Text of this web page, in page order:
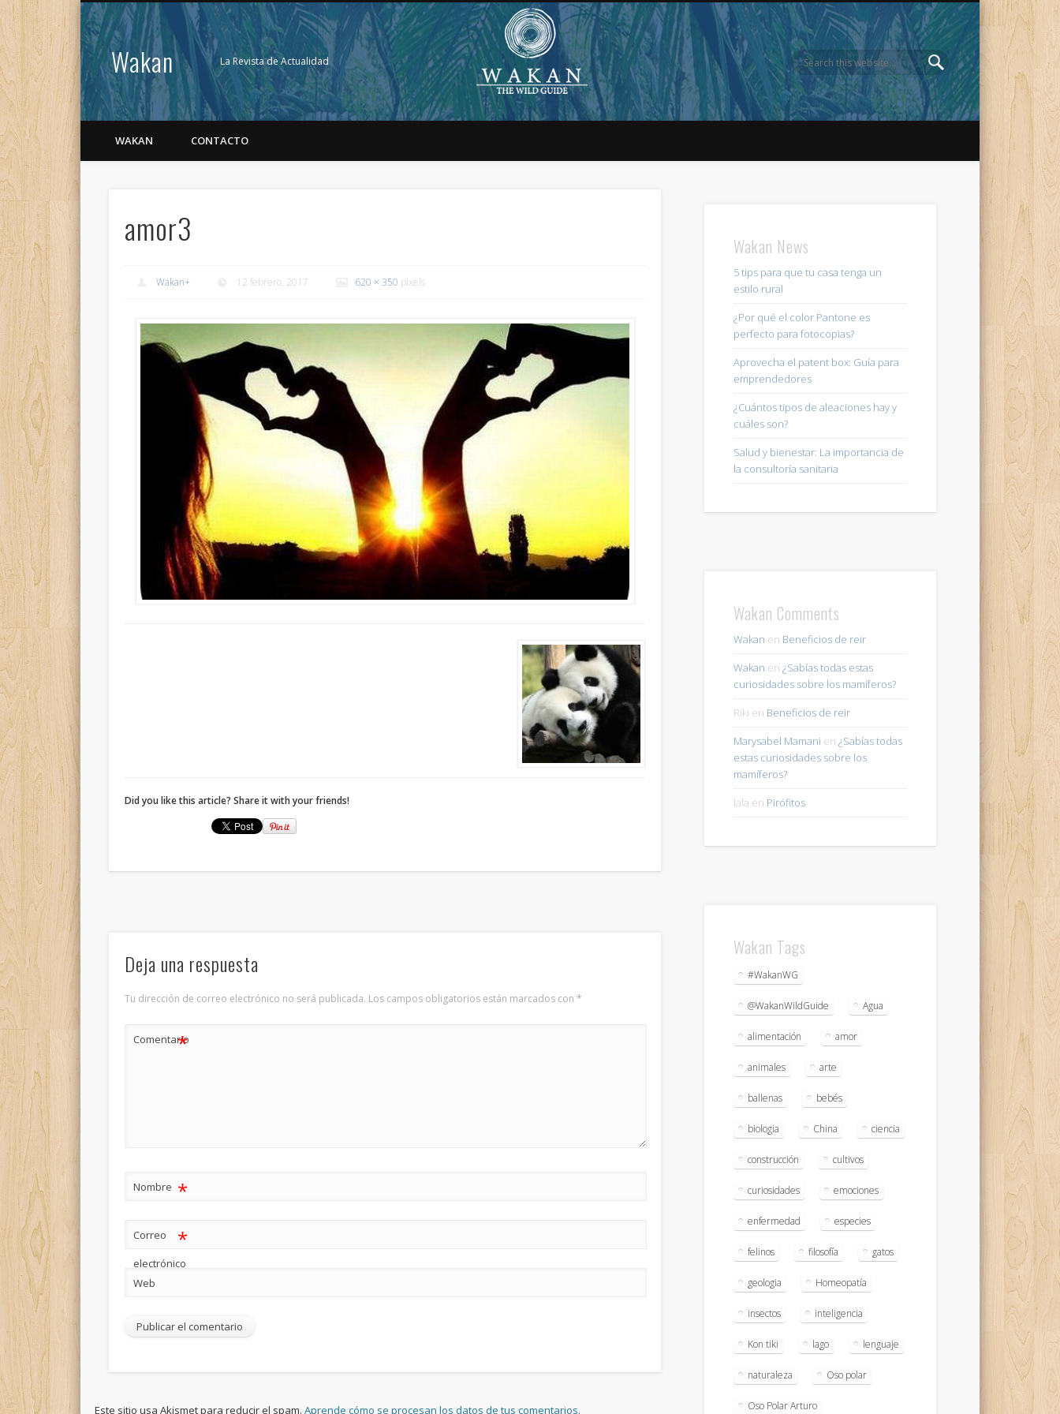
Wakan La Revista de Actualidad
WAKAN CONTACTO
amor3
Wakan+ 12 febrero, 2017 620 × 350 pixels
Did you like this article? Share it with your friends!
Deja una respuesta
Tu dirección de correo electrónico no será publicada. Los campos obligatorios están marcados con*
Comentario
*
Nombre *
Correo
electrónico
*
Web
Este sitio usa Akismet para reducir el spam.Aprende cómo se procesan los datos de tus comentarios.
Wakan News
5 tips para que tu casa tenga un
estilo rural
¿Por qué el color Pantone es
perfecto para fotocopias?
Aprovecha el patent box: Guía para
emprendedores
¿Cuántos tipos de aleaciones hay y
cuáles son?
Salud y bienestar: La importancia de
la consultoría sanitaria
Wakan Comments
Wakan en Beneficios de reir
Wakan en ¿Sabías todas estas
curiosidades sobre los mamíferos?
Riki en Beneficios de reir
Marysabel Mamani en ¿Sabías todas
estas curiosidades sobre los
mamíferos?
lala en Pirófitos
Wakan Tags
#WakanWG
@WakanWildGuide Agua
alimentación amor
animales arte
ballenas bebés
biologia China ciencia
construcción cultivos
curiosidades emociones
enfermedad especies
felinos filosofía gatos
geologia Homeopatía
insectos inteligencia
Kon tiki lago lenguaje
naturaleza Oso polar
Oso Polar Arturo